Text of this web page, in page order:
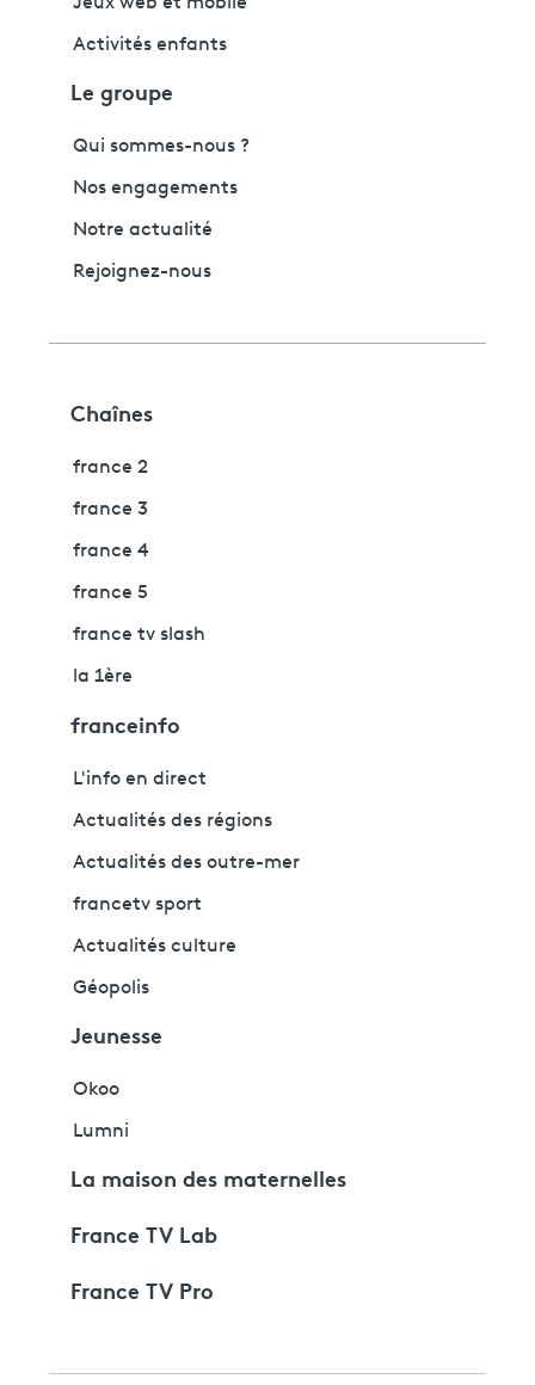
Activités enfants
Le groupe
Qui sommes-nous ?
Nos engagements
Notre actualité
Rejoignez-nous
Chaînes
france 2
france 3
france 4
france 5
france tv slash
la 1ère
franceinfo
L'info en direct
Actualités des régions
Actualités des outre-mer
francetv sport
Actualités culture
Géopolis
Jeunesse
Okoo
Lumni
La maison des maternelles
France TV Lab
France TV Pro